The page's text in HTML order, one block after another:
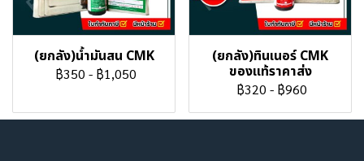
(ยกลัง)น้ำมันสน CMK
฿350 - ฿1,050
(ยกลัง)ทินเนอร์ CMK
ของแท้ราคาส่ง
฿320 - ฿960